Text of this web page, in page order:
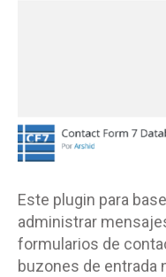
Este plugin para
administrar
formularios de
buzones de entrada